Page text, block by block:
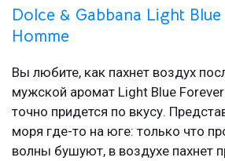
Dolce & Gabbana Light
Homme
Вы любите, как пахнет воздух
мужской аромат Light Blue
точно придется по вкусу.
моря где-то на юге: только что
волны бушуют, в воздухе пахнет